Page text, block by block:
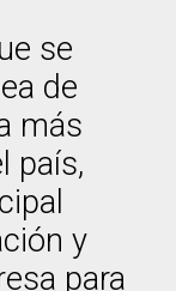
se
de
más
país,
y
para